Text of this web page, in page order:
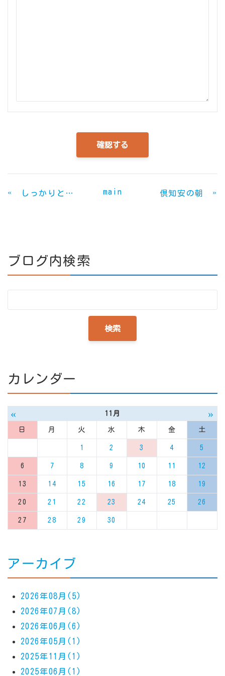
« しっかりとチェック main 倶知安の朝 »
ブログ内検索
カレンダー
« 11月 »
日 月 火 水 木 金 土
1 2 3 4 5
6 7 8 9 10 11 12
13 14 15 16 17 18 19
20 21 22 23 24 25 26
27 28 29 30
アーカイブ
2026年08月(5)
2026年07月(8)
2026年06月(6)
2026年05月(1)
2025年11月(1)
2025年06月(1)